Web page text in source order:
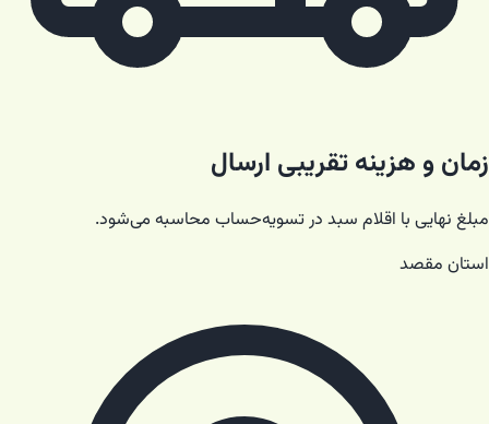
زمان و هزینه تقریبی ارسال
مبلغ نهایی با اقلام سبد در تسویه‌حساب محاسبه می‌شود.
استان مقصد